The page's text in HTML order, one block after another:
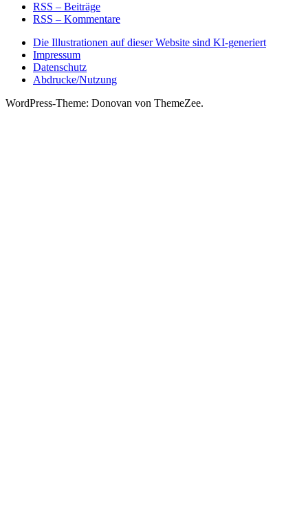
RSS – Beiträge
RSS – Kommentare
Die Illustrationen auf dieser Website sind KI-generiert
Impressum
Datenschutz
Abdrucke/Nutzung
WordPress-Theme: Donovan von ThemeZee.